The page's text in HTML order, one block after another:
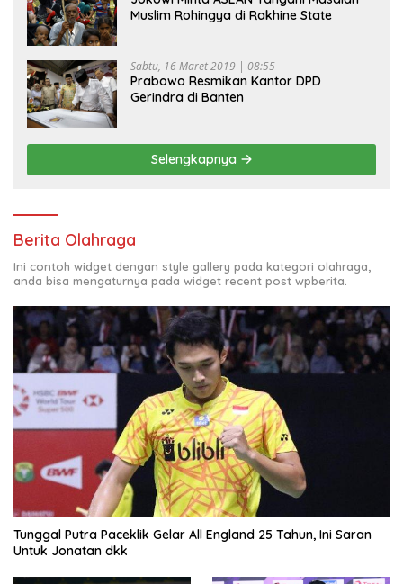
Muslim Rohingya di Rakhine State
Sabtu, 16 Maret 2019 | 08:55
Prabowo Resmikan Kantor DPD
Gerindra di Banten
Selengkapnya
Berita Olahraga
Ini contoh widget dengan style gallery pada kategori olahraga,
anda bisa mengaturnya pada widget recent post wpberita.
Tunggal Putra Paceklik Gelar All England 25 Tahun, Ini Saran
Untuk Jonatan dkk